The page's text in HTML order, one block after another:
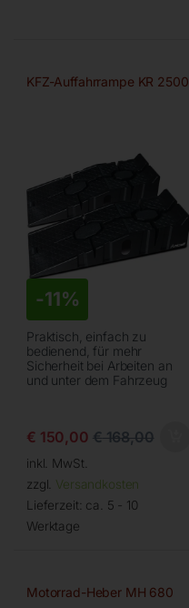
KFZ-Auffahrrampe KR 2500
-11%
Praktisch, einfach zu
bedienend, für mehr
Sicherheit bei Arbeiten an
und unter dem Fahrzeug
€ 150,00 €168,00
inkl. MwSt.
zzgl. Versandkosten
Lieferzeit: ca. 5 - 10
Werktage
Motorrad-Heber MH 680